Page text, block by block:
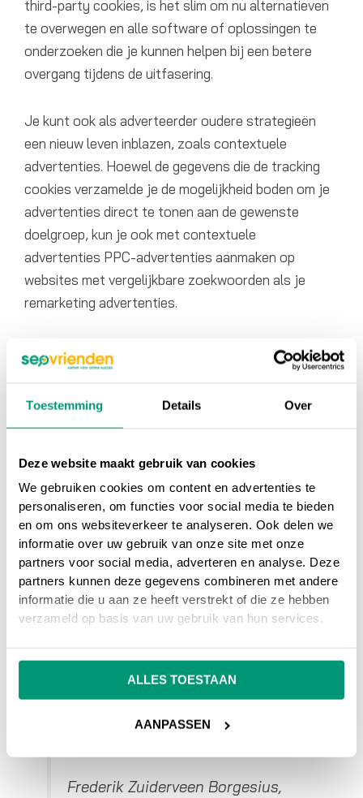
Toestemming Details Over
Deze website maakt gebruik van cookies
We gebruiken cookies om content en advertenties te
personaliseren, om functies voor social media te bieden
en om ons websiteverkeer te analyseren. Ook delen we
informatie over uw gebruik van onze site met onze
partners voor social media, adverteren en analyse. Deze
partners kunnen deze gegevens combineren met andere
informatie die u aan ze heeft verstrekt of die ze hebben
verzameld op basis van uw gebruik van hun services.
ALLES TOESTAAN
AANPASSEN
third-party cookies, is het slim om nu alternatieven
te overwegen en alle software of oplossingen te
onderzoeken die je kunnen helpen bij een betere
overgang tijdens de uitfasering.
Je kunt ook als adverteerder oudere strategieën
een nieuw leven inblazen, zoals contextuele
advertenties. Hoewel de gegevens die de tracking
cookies verzamelde je de mogelijkheid boden om je
advertenties direct te tonen aan de gewenste
doelgroep, kun je ook met contextuele
advertenties PPC-advertenties aanmaken op
websites met vergelijkbare zoekwoorden als je
remarketing advertenties.
4. Wat betekent de update voor
de consument?
Frederik Zuiderveen Borgesius, hoogleraar ICT &
recht aan de Radboud Universiteit, meldt dan ook
weinig tot niks van de update merken. Hij merkt ook
op dat Google hiermee meer macht krijgt.
“Naast Facebook en Google zijn
er talloze marketingbedrijven die
geld verdienen via die third party
cookies. Als zij hierdoor lastiger
voor Google – op Facebook na –
Frederik Zuiderveen Borgesius,